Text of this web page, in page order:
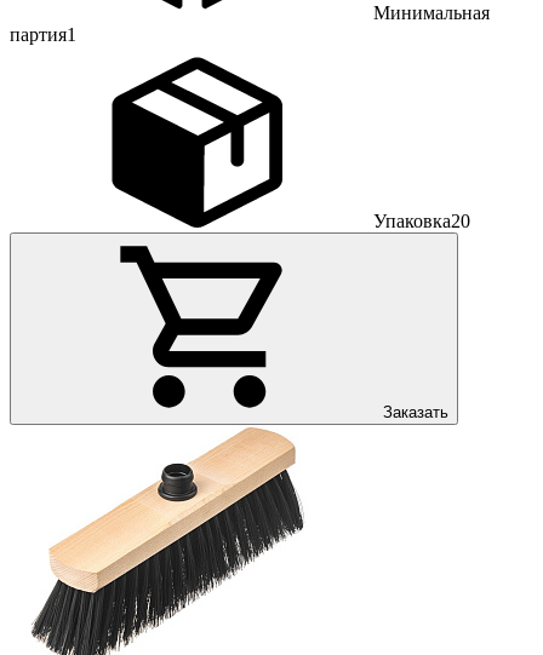
Минимальная
партия1
Упаковка20
Заказать